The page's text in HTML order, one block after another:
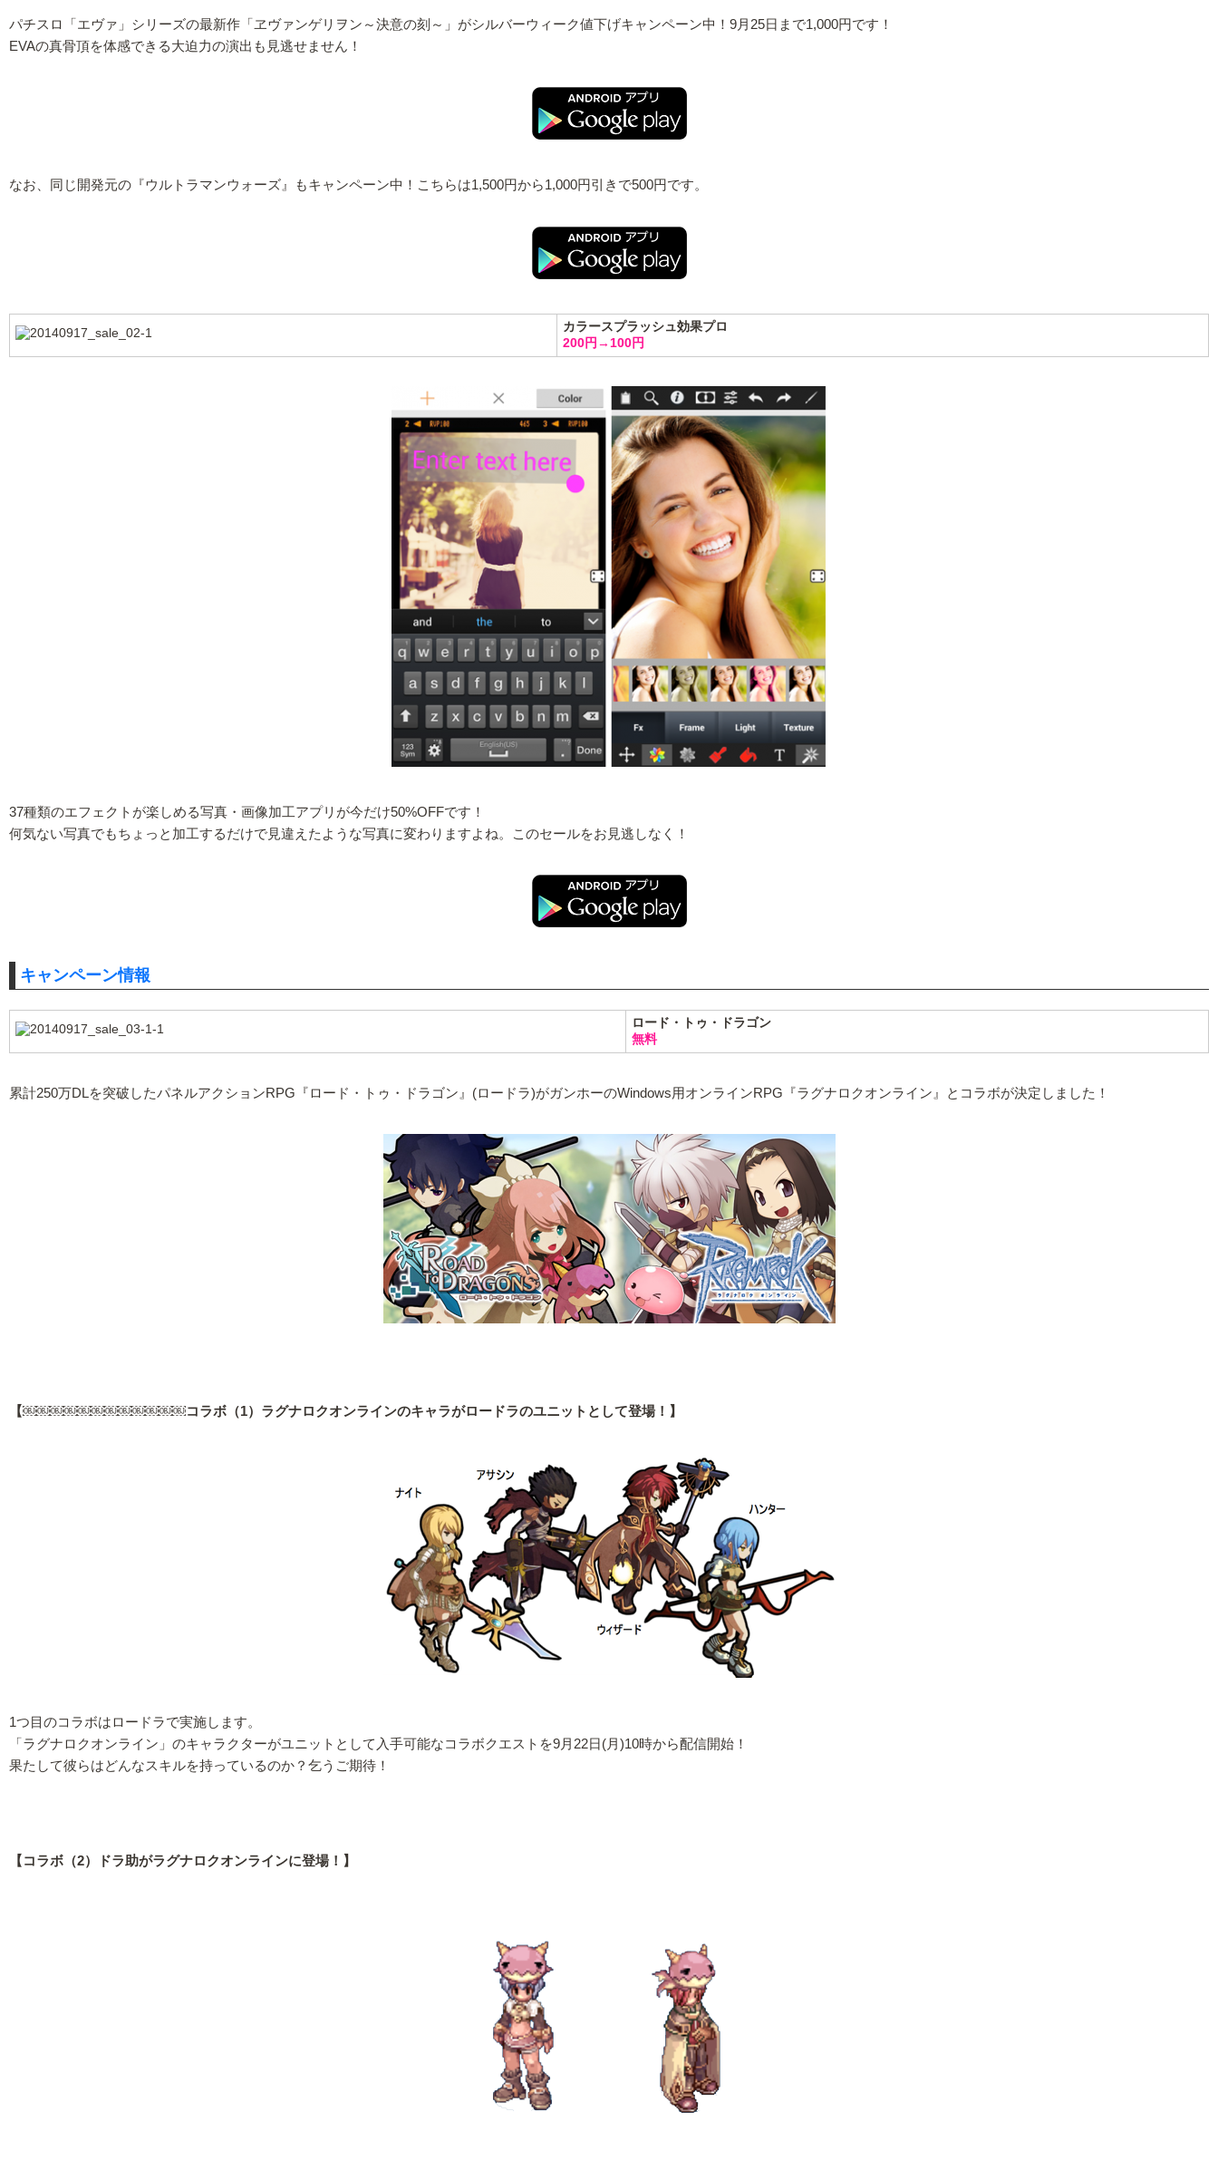
パチスロ「エヴァ」シリーズの最新作「ヱヴァンゲリヲン～決意の刻～」がシルバーウィーク値下げキャンペーン中！9月25日まで1,000円です！
EVAの真骨頂を体感できる大迫力の演出も見逃せません！
なお、同じ開発元の『ウルトラマンウォーズ』もキャンペーン中！こちらは1,500円から1,000円引きで500円です。
カラースプラッシュ効果プロ
200円→100円
37種類のエフェクトが楽しめる写真・画像加工アプリが今だけ50%OFFです！
何気ない写真でもちょっと加工するだけで見違えたような写真に変わりますよね。このセールをお見逃しなく！
キャンペーン情報
ロード・トゥ・ドラゴン
無料
累計250万DLを突破したパネルアクションRPG『ロード・トゥ・ドラゴン』(ロードラ)がガンホーのWindows用オンラインRPG『ラグナロクオンライン』とコラボが決定しました！
【￼￼￼￼￼￼￼￼￼￼￼￼コラボ（1）ラグナロクオンラインのキャラがロードラのユニットとして登場！】
1つ目のコラボはロードラで実施します。
「ラグナロクオンライン」のキャラクターがユニットとして入手可能なコラボクエストを9月22日(月)10時から配信開始！
果たして彼らはどんなスキルを持っているのか？乞うご期待！
【コラボ（2）ドラ助がラグナロクオンラインに登場！】